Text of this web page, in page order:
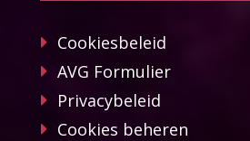
Cookiesbeleid
AVG Formulier
Privacybeleid
Cookies beheren